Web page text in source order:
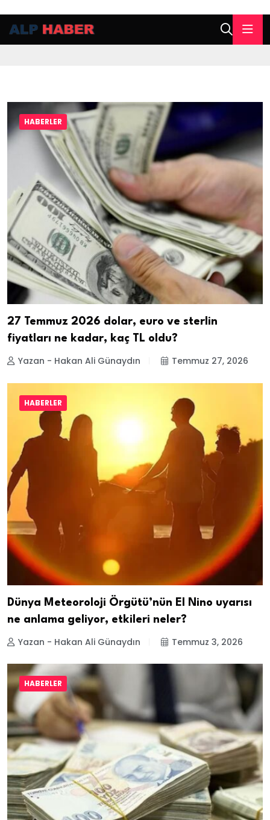
HABERLER
27 Temmuz 2026 dolar, euro ve sterlin
fiyatları ne kadar, kaç TL oldu?
Yazan - Hakan Ali Günaydın Temmuz 27, 2026
HABERLER
Dünya Meteoroloji Örgütü’nün El Nino uyarısı
ne anlama geliyor, etkileri neler?
Yazan - Hakan Ali Günaydın Temmuz 3, 2026
HABERLER